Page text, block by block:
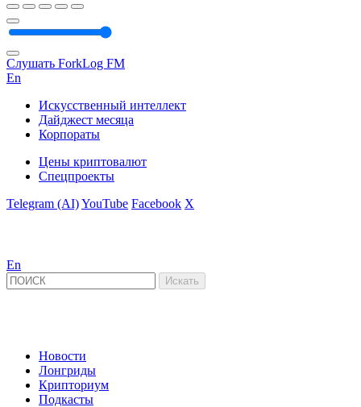
Слушать ForkLog FM
En
Искусственный интеллект
Дайджест месяца
Корпораты
Цены криптовалют
Спецпроекты
Telegram (AI)YouTube Facebook X
En
Новости
Лонгриды
Крипториум
Подкасты